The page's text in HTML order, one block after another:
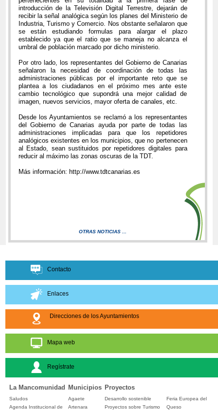
introducción de la Televisión Digital Terrestre, dejarán de
recibir la señal analógica según los planes del Ministerio de
Industria, Turismo y Comercio. Nos obstante señalaron que
se están estudiando formulas para alargar el plazo
establecido ya que el ratio que se maneja no alcanza el
umbral de población marcado por dicho ministerio.
Por otro lado, los representantes del Gobierno de Canarias
señalaron la necesidad de coordinación de todas las
administraciones públicas por el importante reto que se
plantea a los ciudadanos en el próximo mes ante este
cambio tecnológico que supondrá una mejor calidad de
imagen, nuevos servicios, mayor oferta de canales, etc.
Desde los Ayuntamientos se reclamó a los representantes
del Gobierno de Canarias ayuda por parte de todas las
administraciones implicadas para que los repetidores
analógicos existentes en los municipios, que no pertenecen
al Estado, sean sustituidos por repetidores digitales para
reducir al máximo las zonas oscuras de la TDT.
Más información: http://www.tdtcanarias.es
OTRAS NOTICIAS ...
Contacto
Enlaces
Direcciones de los Ayuntamientos
Mapa web
Regístrate
La Mancomunidad Municipios Proyectos
Saludos
Agenda Institucional de
Agaete
Artenara
Desarrollo sostenible
Proyectos sobre Turismo
Feria Europea del
Queso